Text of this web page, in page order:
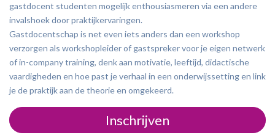
gastdocent studenten mogelijk enthousiasmeren via een andere
invalshoek door praktijkervaringen.
Gastdocentschap is net even iets anders dan een workshop
verzorgen als workshopleider of gastspreker voor je eigen netwerk
of in-company training, denk aan motivatie, leeftijd, didactische
vaardigheden en hoe past je verhaal in een onderwijssetting en link
je de praktijk aan de theorie en omgekeerd.
Inschrijven